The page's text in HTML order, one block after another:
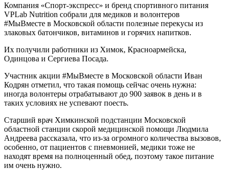
Компания «Спорт-экспресс» и бренд спортивного питания
VPLab Nutrition собрали для медиков и волонтеров
#МыВместе в Московской области полезные перекусы из
злаковых батончиков, витаминов и горячих напитков.
Их получили работники из Химок, Красноармейска,
Одинцова и Сергиева Посада.
Участник акции #МыВместе в Московской области Иван
Кодрян отметил, что такая помощь сейчас очень нужна:
иногда волонтеры отрабатывают до 900 заявок в день и в
таких условиях не успевают поесть.
Старший врач Химкинской подстанции Московской
областной станции скорой медицинской помощи Людмила
Андреева рассказала, что из-за огромного количества вызовов,
особенно, от пациентов с пневмонией, медики тоже не
находят время на полноценный обед, поэтому такое питание
им очень нужно.